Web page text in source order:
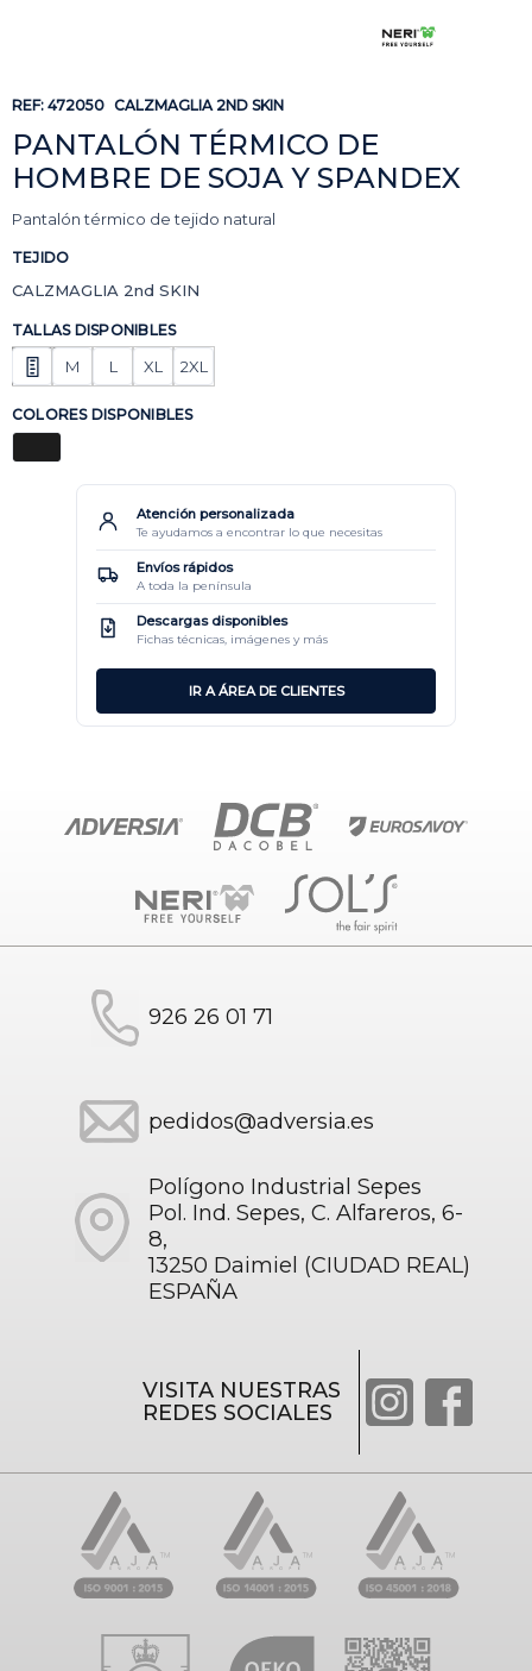
REF: 472050 CALZMAGLIA 2ND SKIN
PANTALÓN TÉRMICO DE
HOMBRE DE SOJA Y SPANDEX
Pantalón térmico de tejido natural
TEJIDO
CALZMAGLIA 2nd SKIN
TALLAS DISPONIBLES
M L XL 2XL
COLORES DISPONIBLES
Atención personalizada
Te ayudamos a encontrar lo que necesitas
Envíos rápidos
A toda la península
Descargas disponibles
Fichas técnicas, imágenes y más
IR A ÁREA DE CLIENTES
926 26 01 71
pedidos@adversia.es
Polígono Industrial Sepes
Pol. Ind. Sepes, C. Alfareros, 6-
8,
13250 Daimiel (CIUDAD REAL)
ESPAÑA
VISITA NUESTRAS
REDES SOCIALES